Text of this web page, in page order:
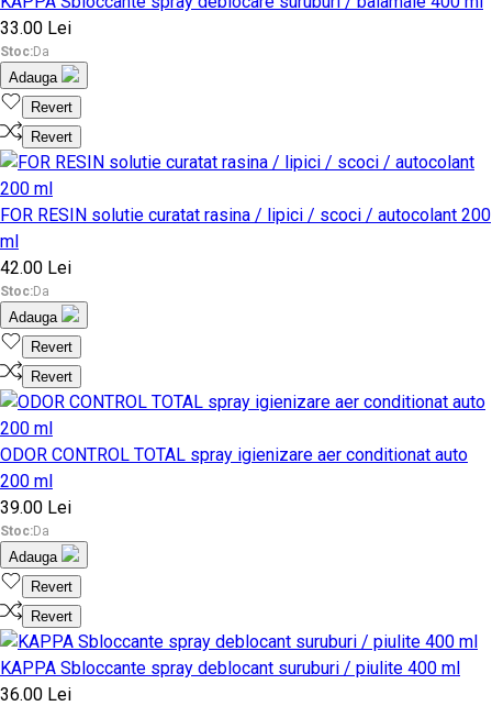
33.00 Lei
Stoc:Da
Adauga
Revert
Revert
FOR RESIN solutie curatat rasina / lipici / scoci / autocolant 200
ml
42.00 Lei
Stoc:Da
Adauga
Revert
Revert
ODOR CONTROL TOTAL spray igienizare aer conditionat auto
200 ml
39.00 Lei
Stoc:Da
Adauga
Revert
Revert
KAPPA Sbloccante spray deblocant suruburi / piulite 400 ml
36.00 Lei